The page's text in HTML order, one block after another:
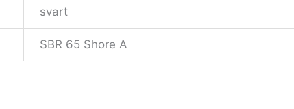
svart
SBR 65 Shore A